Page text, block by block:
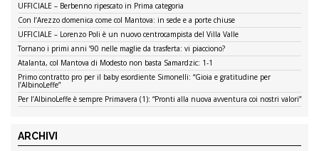
UFFICIALE – Berbenno ripescato in Prima categoria
Con l’Arezzo domenica come col Mantova: in sede e a porte chiuse
UFFICIALE – Lorenzo Poli è un nuovo centrocampista del Villa Valle
Tornano i primi anni ’90 nelle maglie da trasferta: vi piacciono?
Atalanta, col Mantova di Modesto non basta Samardzic: 1-1
Primo contratto pro per il baby esordiente Simonelli: “Gioia e gratitudine per
l’AlbinoLeffe”
Per l’AlbinoLeffe è sempre Primavera (1): “Pronti alla nuova avventura coi nostri valori”
ARCHIVI